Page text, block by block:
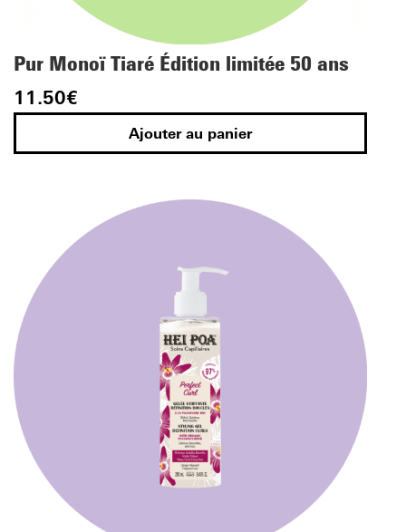
Pur Monoï Tiaré Édition limitée 50 ans
11.50€
Ajouter au panier